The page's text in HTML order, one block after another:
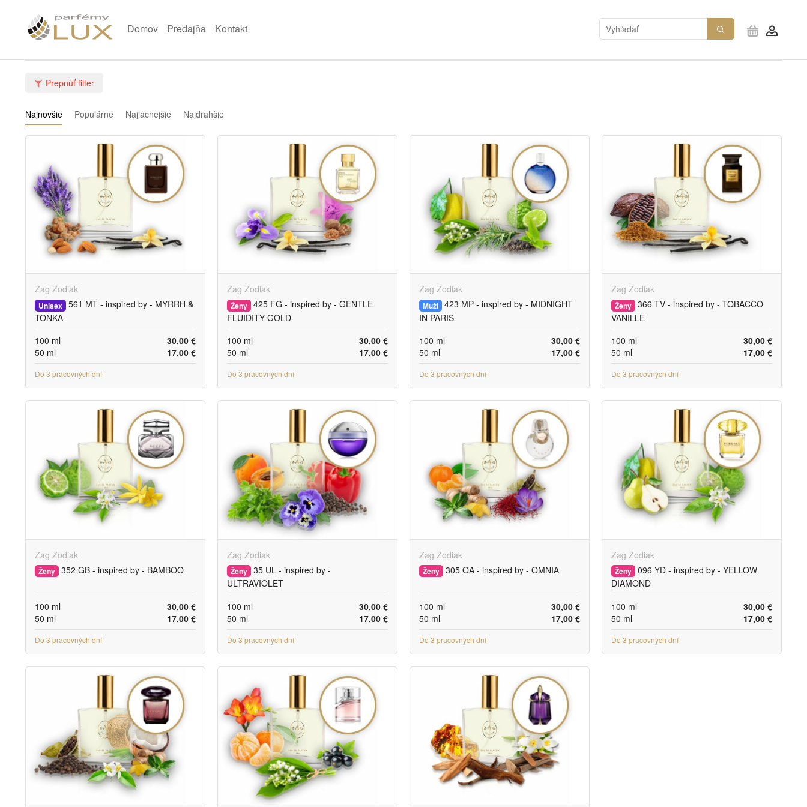
Domov Predajňa Kontakt
Prepnúť filter
Najnovšie Populárne Najlacnejšie Najdrahšie
Zag Zodiak
Unisex 561 MT - inspired by - MYRRH &
TONKA
30,00 €
100 ml
17,00 €
50 ml
Do 3 pracovných dní
Zag Zodiak
Ženy 425 FG - inspired by - GENTLE
FLUIDITY GOLD
30,00 €
100 ml
17,00 €
50 ml
Do 3 pracovných dní
Zag Zodiak
Muži 423 MP - inspired by - MIDNIGHT
IN PARIS
30,00 €
100 ml
17,00 €
50 ml
Do 3 pracovných dní
Zag Zodiak
Ženy 366 TV - inspired by - TOBACCO
VANILLE
30,00 €
100 ml
17,00 €
50 ml
Do 3 pracovných dní
Zag Zodiak
Ženy 352 GB - inspired by - BAMBOO
30,00 €
100 ml
17,00 €
50 ml
Do 3 pracovných dní
Zag Zodiak
Ženy 35 UL - inspired by -
ULTRAVIOLET
30,00 €
100 ml
17,00 €
50 ml
Do 3 pracovných dní
Zag Zodiak
Ženy 305 OA - inspired by - OMNIA
30,00 €
100 ml
17,00 €
50 ml
Do 3 pracovných dní
Zag Zodiak
Ženy 096 YD - inspired by - YELLOW
DIAMOND
30,00 €
100 ml
17,00 €
50 ml
Do 3 pracovných dní